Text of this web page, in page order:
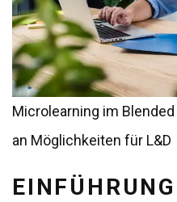
Microlearning im
an Möglichkeiten für L&D